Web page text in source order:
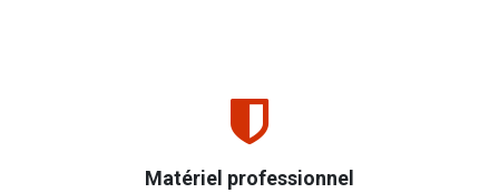
Matériel professionnel